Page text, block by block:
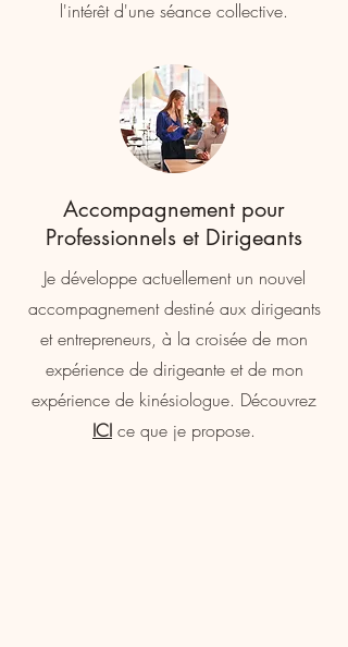
l'intérêt d'une séance collective.
Accompagnement pour
Professionnels et Dirigeants
Je développe actuellement un nouvel
accompagnement destiné aux dirigeants
et entrepreneurs, à la croisée de mon
expérience de dirigeante et de mon
expérience de kinésiologue. Découvrez
ICI ce que je propose.